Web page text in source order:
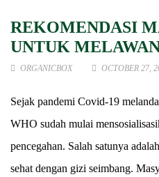
REKOMENDASI
UNTUK
ORGANICBOX OCTOBER 27,
Sejak pandemi Covid-19
WHO sudah mulai
pencegahan. Salah satunya
sehat dengan gizi seimbang.